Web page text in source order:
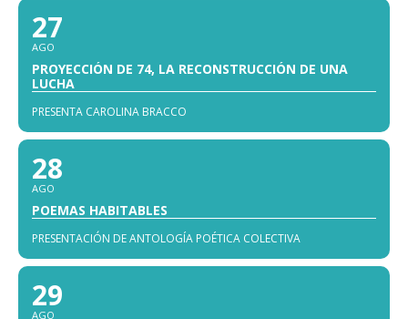
27
AGO
PROYECCIÓN DE 74, LA RECONSTRUCCIÓN DE UNA
LUCHA
PRESENTA CAROLINA BRACCO
28
AGO
POEMAS HABITABLES
PRESENTACIÓN DE ANTOLOGÍA POÉTICA COLECTIVA
29
AGO